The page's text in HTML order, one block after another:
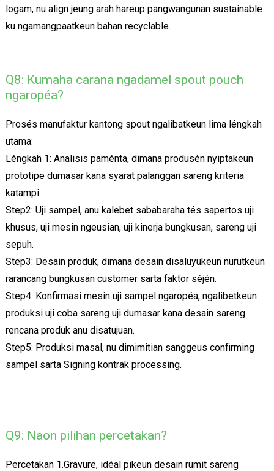
logam, nu align jeung arah hareup pangwangunan sustainable
ku ngamangpaatkeun bahan recyclable.
Q8: Kumaha carana ngadamel spout pouch
ngaropéa?
Prosés manufaktur kantong spout ngalibatkeun lima léngkah
utama:
Léngkah 1: Analisis paménta, dimana produsén nyiptakeun
prototipe dumasar kana syarat palanggan sareng kriteria
katampi.
Step2: Uji sampel, anu kalebet sababaraha tés sapertos uji
khusus, uji mesin ngeusian, uji kinerja bungkusan, sareng uji
sepuh.
Step3: Desain produk, dimana desain disaluyukeun nurutkeun
rarancang bungkusan customer sarta faktor séjén.
Step4: Konfirmasi mesin uji sampel ngaropéa, ngalibetkeun
produksi uji coba sareng uji dumasar kana desain sareng
rencana produk anu disatujuan.
Step5: Produksi masal, nu dimimitian sanggeus confirming
sampel sarta Signing kontrak processing.
Q9: Naon pilihan percetakan?
Percetakan 1.Gravure, idéal pikeun desain rumit sareng